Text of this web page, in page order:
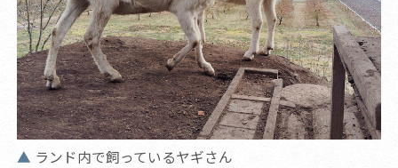
ランド内で飼っているヤギさん